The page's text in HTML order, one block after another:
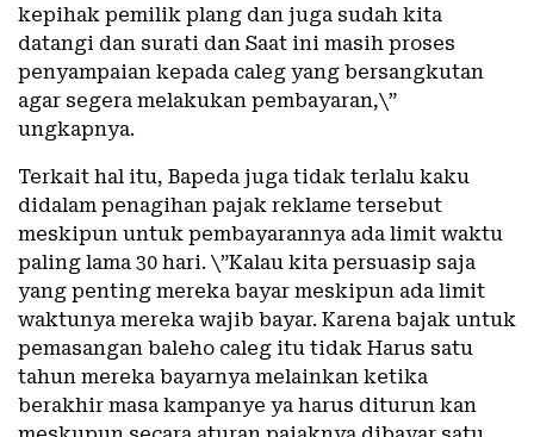
kepihak pemilik plang dan juga sudah kita
datangi dan surati dan Saat ini masih proses
penyampaian kepada caleg yang bersangkutan
agar segera melakukan pembayaran,\”
ungkapnya.
Terkait hal itu, Bapeda juga tidak terlalu kaku
didalam penagihan pajak reklame tersebut
meskipun untuk pembayarannya ada limit waktu
paling lama 30 hari. \”Kalau kita persuasip saja
yang penting mereka bayar meskipun ada limit
waktunya mereka wajib bayar. Karena bajak untuk
pemasangan baleho caleg itu tidak Harus satu
tahun mereka bayarnya melainkan ketika
berakhir masa kampanye ya harus diturun kan